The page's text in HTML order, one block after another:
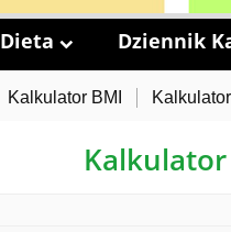
Dieta Dziennik
Kalkulator BMI